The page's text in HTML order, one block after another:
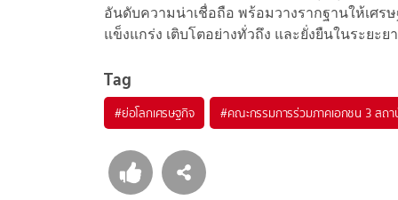
อันดับความน่าเชื่อถือ พร้อมวางรากฐานให้เศร
แข็งแกร่ง เติบโตอย่างทั่วถึง และยั่งยืนในระยะย
Tag
#ย่อโลกเศรษฐกิจ #คณะกรรมการร่วมภาคเอกชน 3 สถ